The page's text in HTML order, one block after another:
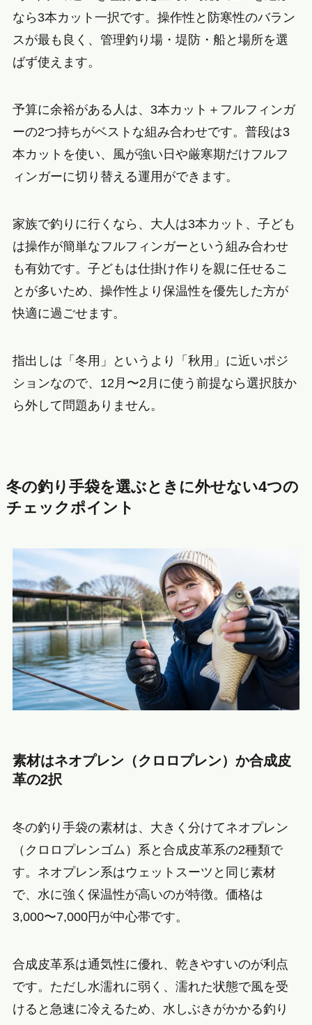
なら3本カット一択です。操作性と防寒性のバラン
スが最も良く、管理釣り場・堤防・船と場所を選
ばず使えます。
予算に余裕がある人は、3本カット＋フルフィンガ
ーの2つ持ちがベストな組み合わせです。普段は3
本カットを使い、風が強い日や厳寒期だけフルフ
ィンガーに切り替える運用ができます。
家族で釣りに行くなら、大人は3本カット、子ども
は操作が簡単なフルフィンガーという組み合わせ
も有効です。子どもは仕掛け作りを親に任せるこ
とが多いため、操作性より保温性を優先した方が
快適に過ごせます。
指出しは「冬用」というより「秋用」に近いポジ
ションなので、12月〜2月に使う前提なら選択肢か
ら外して問題ありません。
冬の釣り手袋を選ぶときに外せない4つの
チェックポイント
素材はネオプレン（クロロプレン）か合成皮
革の2択
冬の釣り手袋の素材は、大きく分けてネオプレン
（クロロプレンゴム）系と合成皮革系の2種類で
す。ネオプレン系はウェットスーツと同じ素材
で、水に強く保温性が高いのが特徴。価格は
3,000〜7,000円が中心帯です。
合成皮革系は通気性に優れ、乾きやすいのが利点
です。ただし水濡れに弱く、濡れた状態で風を受
けると急速に冷えるため、水しぶきがかかる釣り